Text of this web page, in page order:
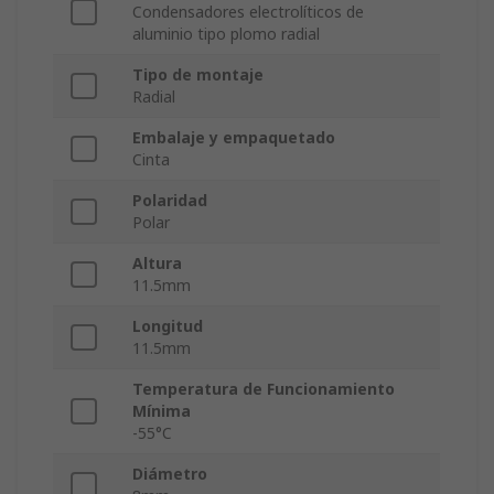
Condensadores electrolíticos de
aluminio tipo plomo radial
Tipo de montaje
Radial
Embalaje y empaquetado
Cinta
Polaridad
Polar
Altura
11.5mm
Longitud
11.5mm
Temperatura de Funcionamiento
Mínima
-55°C
Diámetro